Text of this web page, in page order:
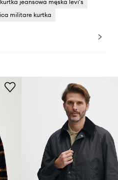
kurtka jeansowa męska levi's
militare kurtka